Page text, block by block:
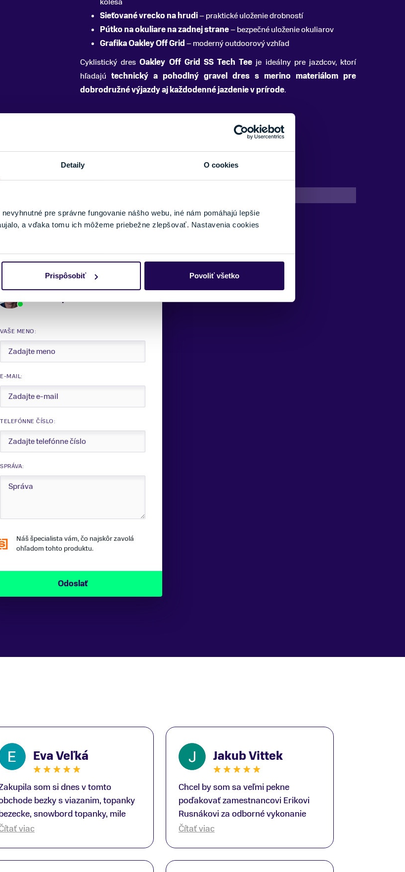
Detaily O cookies
pre správne fungovanie nášho webu, iné nám pomáhajú lepšie
a vďaka tomu ich môžeme priebežne zlepšovať. Nastavenia cookies
Prispôsobiť Povoliť všetko
Sieťované vrecko na hrudi– praktické uloženie drobností
Pútko na okuliare na zadnej strane– bezpečné uloženie okuliarov
Grafika Oakley Off Grid– moderný outdoorový vzhľad
Cyklistický dresOakley Off Grid SS Tech Tee je ideálny pre jazdcov, ktorí
hľadajú technický a pohodlný gravel dres s merino materiálom pre
dobrodružné výjazdy aj každodenné jazdenie v prírode.
PARAMETRE
ZNAČKA Oakley
Potrebujete viac informácii?
Sme tu pre vás.
VAŠE MENO:
E-MAIL:
TELEFÓNNE ČÍSLO:
SPRÁVA:
Náš špecialista vám, čo najskôr zavolá
ohľadom tohto produktu.
Eva Veľká
som si dnes v tomto
bezky s viazanim, topanky
snowbord topanky, mile
ako Peter, ktory nas
viac
Jakub Vittek
Chcel by som sa veľmi pekne
poďakovať zamestnancovi Erikovi
Rusnákovi za odborné vykonanie
bike-fittingu. Je to super človek na
Čítať viac